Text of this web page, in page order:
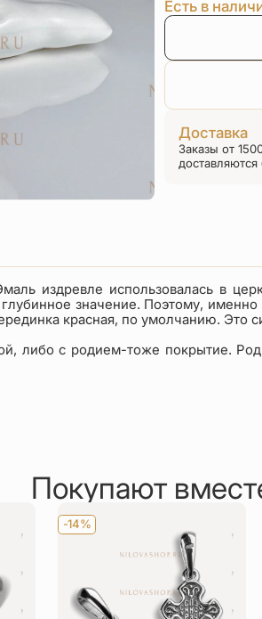
Есть в
Доставка
Заказы от
издревле использовалась в
значение. Поэтому,
красная, по умолчанию. Это
либо с родием-тоже покрытие.
Покупают
-14%